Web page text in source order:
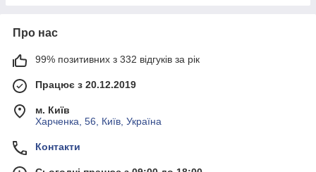
Про нас
99% позитивних з 332 відгуків за рік
Працює з 20.12.2019
м. Київ
Харченка, 56, Київ, Україна
Контакти